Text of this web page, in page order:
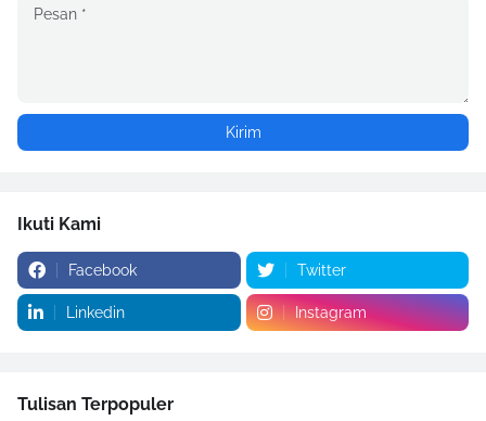
Ikuti Kami
Facebook Twitter
Linkedin Instagram
Tulisan Terpopuler